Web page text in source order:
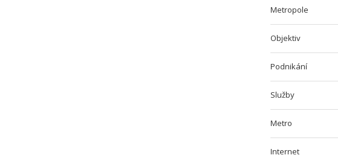
Metropole
Objektiv
Podnikání
Služby
Metro
Internet